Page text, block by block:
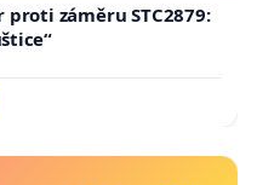
záměru STC2879: